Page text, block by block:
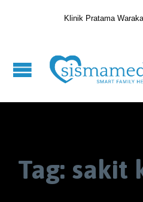
Klinik Pratama
Tag: sakit